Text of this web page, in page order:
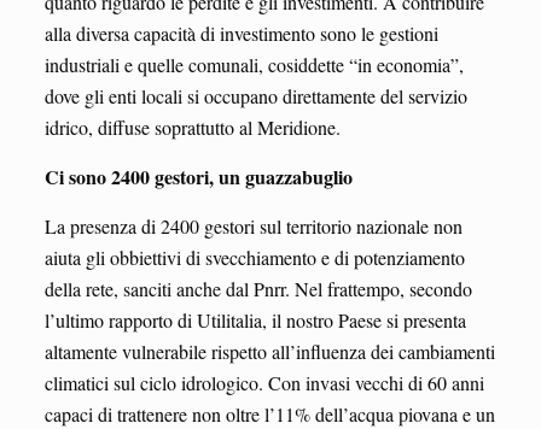
alla diversa capacità di investimento sono le gestioni
industriali e quelle comunali, cosiddette “in economia”,
dove gli enti locali si occupano direttamente del servizio
idrico, diffuse soprattutto al Meridione.
Ci sono 2400 gestori, un guazzabuglio
La presenza di 2400 gestori sul territorio nazionale non
aiuta gli obbiettivi di svecchiamento e di potenziamento
della rete, sanciti anche dal Pnrr. Nel frattempo, secondo
l’ultimo rapporto di Utilitalia, il nostro Paese si presenta
altamente vulnerabile rispetto all’influenza dei cambiamenti
climatici sul ciclo idrologico. Con invasi vecchi di 60 anni
capaci di trattenere non oltre l’11% dell’acqua piovana e un